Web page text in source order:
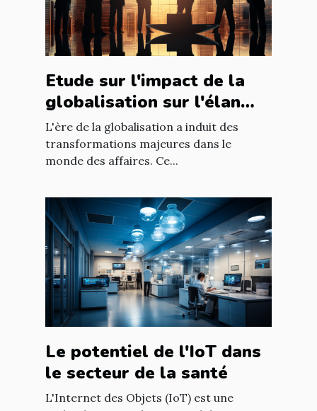
Etude sur l'impact de la
globalisation sur l'élan
des affaires
L'ère de la globalisation a induit des
transformations majeures dans le
monde des affaires. Ce...
Le potentiel de l'IoT dans
le secteur de la santé
L'Internet des Objets (IoT) est une